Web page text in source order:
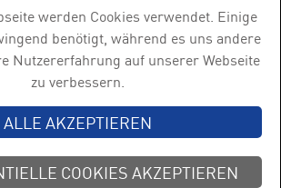
CENTER AN DER
TALSTATION
werden Cookies verwendet. Einige
benötigt, während es uns andere
Nutzererfahrung auf unserer Webseite
zu verbessern.
ALLE AKZEPTIEREN
COOKIES AKZEPTIEREN